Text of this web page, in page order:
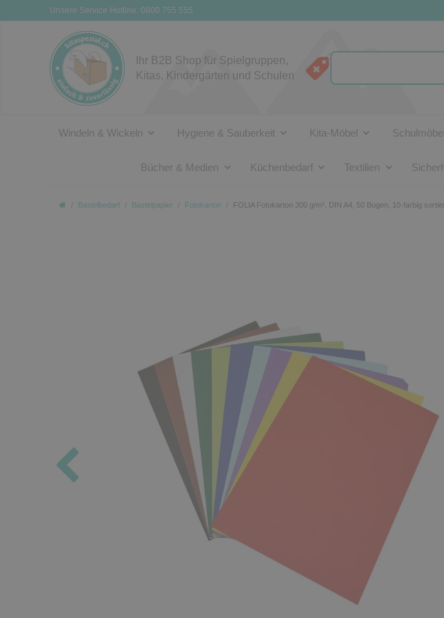
Unsere Service Hotline: 0800 755 555
Ihr B2B Shop für Spielgruppen,
Kitas, Kindergärten und Schulen
Windeln & Wickeln Hygiene & Sauberkeit Kita-Möbel Schulmöbel
Bücher & Medien Küchenbedarf Textilien
Bastelbedarf Bastelpapier Fotokarton FOLIA Fotokarton 300 g/m², DIN A4, 50 Bogen, 10-farbig